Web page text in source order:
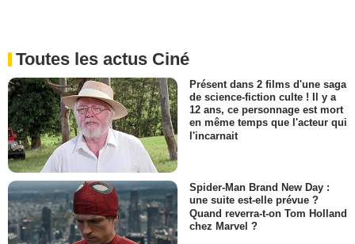
Toutes les actus Ciné
Présent dans 2 films d'une saga
de science-fiction culte ! Il y a
12 ans, ce personnage est mort
en même temps que l'acteur qui
l'incarnait
Spider-Man Brand New Day :
une suite est-elle prévue ?
Quand reverra-t-on Tom Holland
chez Marvel ?